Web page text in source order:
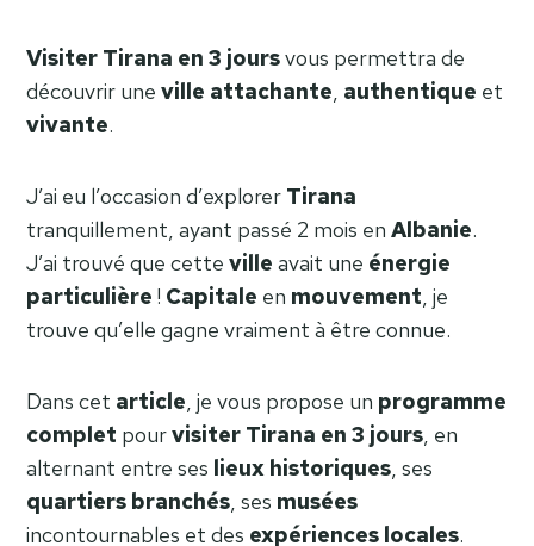
Visiter Tirana en 3 joursvous permettra de
découvrir une ville attachante, authentique et
vivante.
J’ai eu l’occasion d’explorer Tirana
tranquillement, ayant passé 2 mois en Albanie.
J’ai trouvé que cette ville avait une énergie
particulière ! Capitale en mouvement, je
trouve qu’elle gagne vraiment à être connue.
Dans cet article, je vous propose un programme
complet pourvisiter Tirana en 3 jours, en
alternant entre ses lieux historiques, ses
quartiers branchés, ses musées
incontournables et des expériences locales.